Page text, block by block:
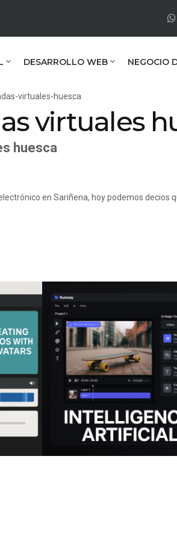
DESARROLLO WEB NEGOCIO
virtuales-huesca
virtuales
huesca
en Sariñena, hoy podemos decios